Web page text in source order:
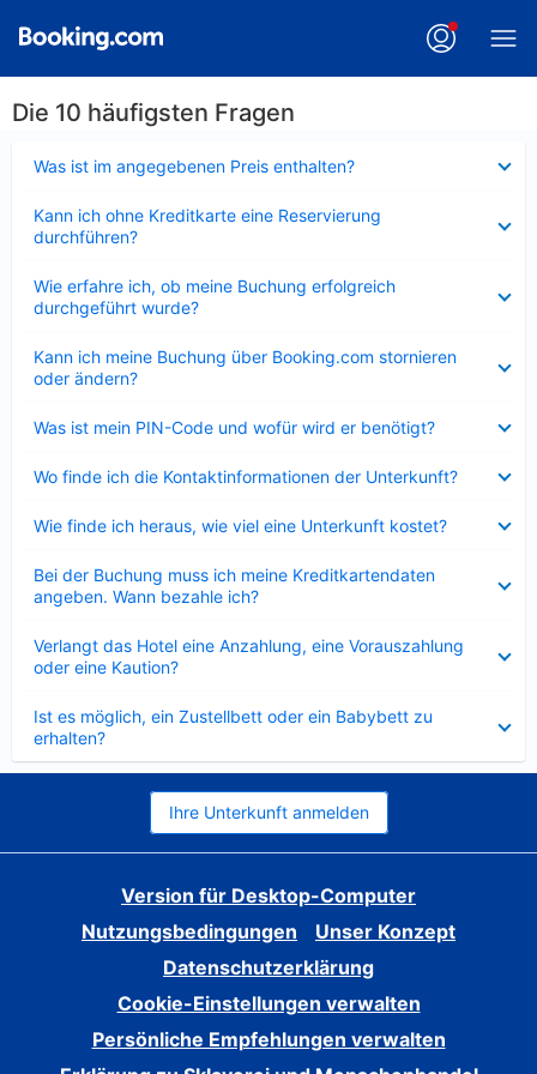
Die 10 häufigsten Fragen
Was ist im angegebenen Preis enthalten?
Kann ich ohne Kreditkarte eine Reservierung
durchführen?
Wie erfahre ich, ob meine Buchung erfolgreich
durchgeführt wurde?
Kann ich meine Buchung über Booking.com stornieren
oder ändern?
Was ist mein PIN-Code und wofür wird er benötigt?
Wo finde ich die Kontaktinformationen der Unterkunft?
Wie finde ich heraus, wie viel eine Unterkunft kostet?
Bei der Buchung muss ich meine Kreditkartendaten
angeben. Wann bezahle ich?
Verlangt das Hotel eine Anzahlung, eine Vorauszahlung
oder eine Kaution?
Ist es möglich, ein Zustellbett oder ein Babybett zu
erhalten?
Ihre Unterkunft anmelden
Version für Desktop-Computer
Nutzungsbedingungen
Unser Konzept
Datenschutzerklärung
Cookie-Einstellungen verwalten
Persönliche Empfehlungen verwalten